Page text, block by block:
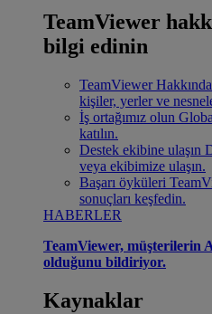
TeamViewer
bilgi edinin
TeamViewer Hakkında
kişiler, yerler ve
İş ortağımız olun
katılın.
Destek ekibine ulaşın
veya ekibimize ulaşın.
Başarı öyküleri
sonuçları keşfedin.
HABERLER
TeamViewer, müşterilerin
olduğunu bildiriyor.
Kaynaklar